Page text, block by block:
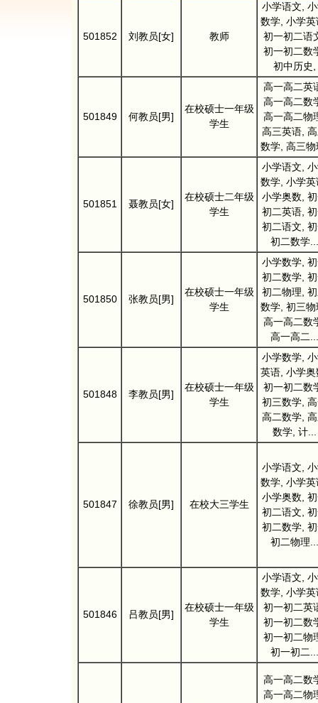
501852 刘教员[女] 教师
小学语文,
数学, 小学英
初一初二语
初一初二数
初中历史,
501849 何教员[男]
在校硕士一年级
学生
高一高二英
高一高二数
高一高二物
高三英语,
数学, 高三物
501851 聂教员[女]
在校硕士二年级
学生
小学语文,
数学, 小学英
小学奥数,
初二英语,
初二语文,
初二数学...
501850 张教员[男]
在校硕士一年级
学生
小学数学,
初二数学,
初二物理,
数学, 初三物
高一高二数
高一高二...
501848 李教员[男]
在校硕士一年级
学生
小学数学,
英语, 小学奥
初一初二数
初三数学,
高二数学,
数学, 计...
501847 徐教员[男] 在校大三学生
小学语文,
数学, 小学英
小学奥数,
初二语文,
初二数学,
初二物理...
501846 吕教员[男]
在校硕士一年级
学生
小学语文,
数学, 小学英
初一初二英
初一初二数
初一初二物
初一初二...
高一高二数
高一高二物